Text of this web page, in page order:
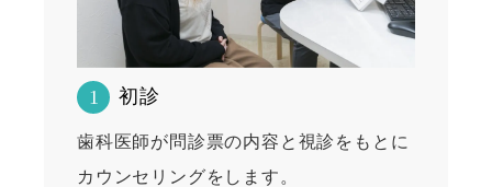
1 初診
歯科医師が問診票の内容と視診をもとに
カウンセリングをします。